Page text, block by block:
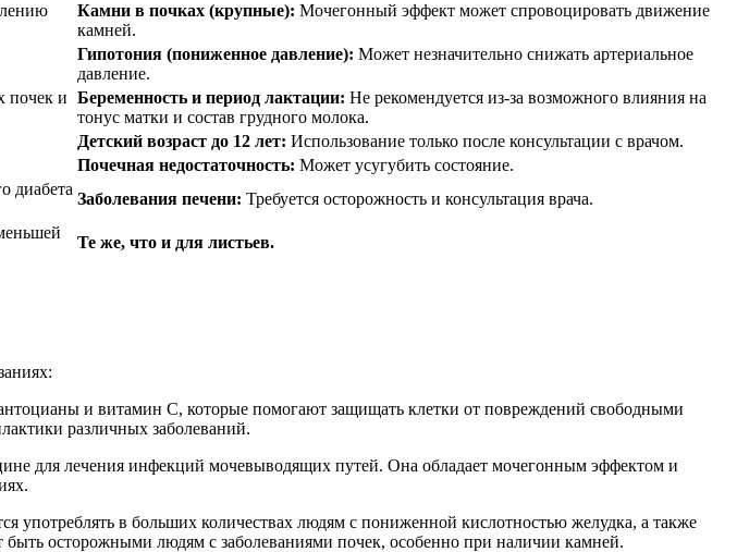
Камни в почках (крупные): Мочегонный эффект может спровоцировать движение
камней.
Гипотония (пониженное давление): Может незначительно снижать артериальное
давление.
почек и Беременность и период лактации: Не рекомендуется из-за возможного влияния на
тонус матки и состав грудного молока.
Детский возраст до 12 лет: Использование только после консультации с врачом.
Почечная недостаточность: Может усугубить состояние.
диабета
Заболевания печени: Требуется осторожность и консультация врача.
Те же, что и для листьев.
и витамин C, которые помогают защищать клетки от повреждений свободными
различных заболеваний.
для лечения инфекций мочевыводящих путей. Она обладает мочегонным эффектом и
употреблять в больших количествах людям с пониженной кислотностью желудка, а также
быть осторожными людям с заболеваниями почек, особенно при наличии камней.